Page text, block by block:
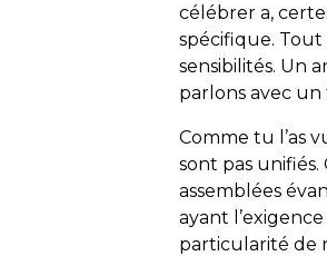
célébrer a,
spécifique. Tout
sensibilités. Un
parlons avec un
Comme tu l’as
sont pas
assemblées
ayant
particularité de